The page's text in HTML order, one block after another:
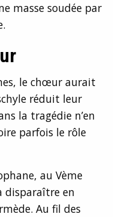
masse soudée par
le chœur aurait
réduit leur
la tragédie n’en
parfois le rôle
au Vème
disparaître en
Au fil des